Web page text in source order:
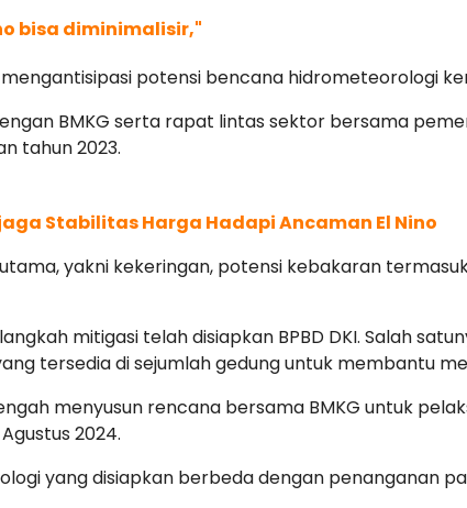
bisa diminimalisir,"
potensi bencana hidrometeorologi
BMKG serta rapat lintas sektor bersama
tahun 2023.
Stabilitas Harga Hadapi Ancaman El Nino
yakni kekeringan, potensi kebakaran
mitigasi telah disiapkan BPBD DKI. Salah
tersedia di sejumlah gedung untuk membantu
menyusun rencana bersama BMKG untuk
2024.
yang disiapkan berbeda dengan penanganan